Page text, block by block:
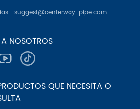
:suggest@centerway-pipe.com
A NOSOTROS
QUE NECESITA O